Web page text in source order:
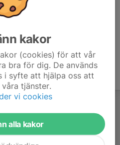
kakor
(cookies) för att vår
bra för dig. De används
i syfte att hjälpa oss att
tjänster.
vi cookies
alla kakor